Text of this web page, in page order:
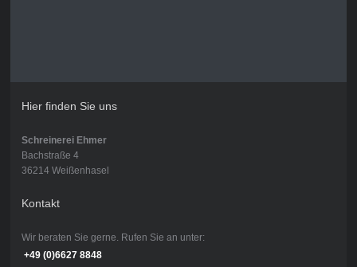
Hier finden Sie uns
Schreinerei Ehmer
Bachstraße 4
36214 Weißenhasel
Kontakt
Wir beraten Sie gerne. Rufen Sie an unter:
+49 (0)6627 8848